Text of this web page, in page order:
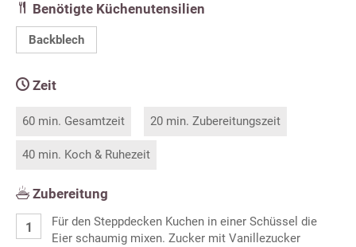
Benötigte Küchenutensilien
Backblech
Zeit
60 min. Gesamtzeit 20 min. Zubereitungszeit
40 min. Koch & Ruhezeit
Zubereitung
Für den Steppdecken Kuchen in einer Schüssel die
Eier schaumig mixen. Zucker mit Vanillezucker